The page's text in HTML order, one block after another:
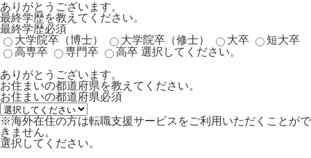
ありがとうございます。
最終学歴を教えてください。
最終学歴必須
大学院卒（博士）
大学院卒（修士） 大卒
短大卒
高専卒
専門卒 高卒 選択してください。
ありがとうございます。
お住まいの都道府県を教えてください。
お住まいの都道府県必須
※海外在住の方は転職支援サービスをご利用いただくことがで
きません。
選択してください。